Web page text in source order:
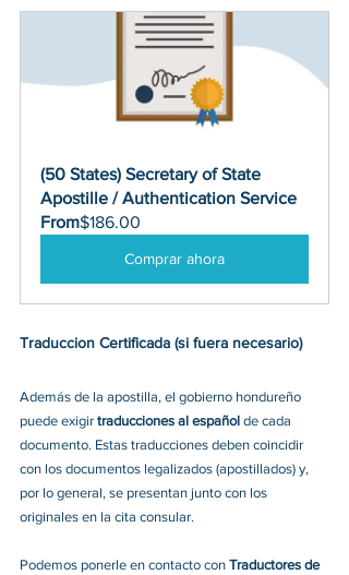
(50 States) Secretary of State
Apostille / Authentication Service
From$186.00
Comprar ahora
Traduccion Certificada (si fuera necesario)
Además de la apostilla, el gobierno hondureño
puede exigir traducciones al español de cada
documento. Estas traducciones deben coincidir
con los documentos legalizados (apostillados) y,
por lo general, se presentan junto con los
originales en la cita consular.
Podemos ponerle en contacto con Traductores de